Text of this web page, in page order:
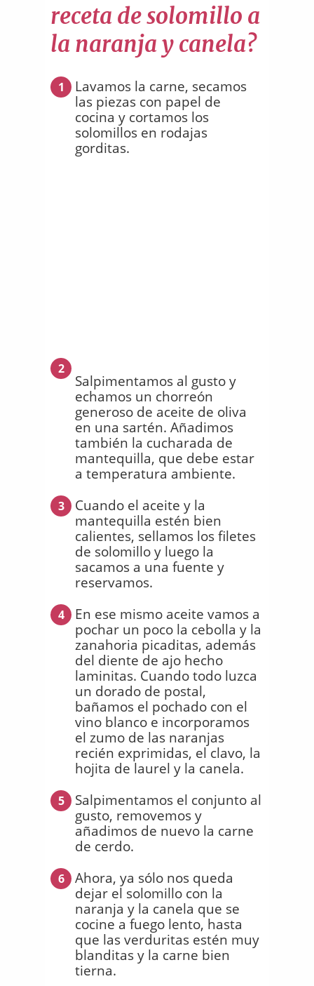
receta de solomillo a
la naranja y canela?
1
Lavamos la carne, secamos
las piezas con papel de
cocina y cortamos los
solomillos en rodajas
gorditas.
2
Salpimentamos al gusto y
echamos un chorreón
generoso de aceite de oliva
en una sartén. Añadimos
también la cucharada de
mantequilla, que debe estar
a temperatura ambiente.
3
Cuando el aceite y la
mantequilla estén bien
calientes, sellamos los filetes
de solomillo y luego la
sacamos a una fuente y
reservamos.
4
En ese mismo aceite vamos a
pochar un poco la cebolla y la
zanahoria picaditas, además
del diente de ajo hecho
laminitas. Cuando todo luzca
un dorado de postal,
bañamos el pochado con el
vino blanco e incorporamos
el zumo de las naranjas
recién exprimidas, el clavo, la
hojita de laurel y la canela.
5
Salpimentamos el conjunto al
gusto, removemos y
añadimos de nuevo la carne
de cerdo.
6
Ahora, ya sólo nos queda
dejar el solomillo con la
naranja y la canela que se
cocine a fuego lento, hasta
que las verduritas estén muy
blanditas y la carne bien
tierna.